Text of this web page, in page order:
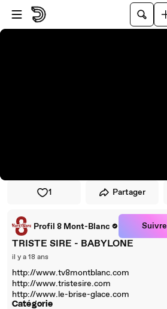
Passer au player
Passer au contenu principal
1 Partager
Profil 8 Mont-Blanc Suivre
TRISTE SIRE - BABYLONE
il y a 18 ans
http://www.tv8montblanc.com
http://www.tristesire.com
http://www.le-brise-glace.com
Catégorie